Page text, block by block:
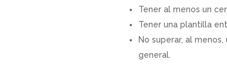
Tener al menos un
Tener una plantilla
No superar, al
general.